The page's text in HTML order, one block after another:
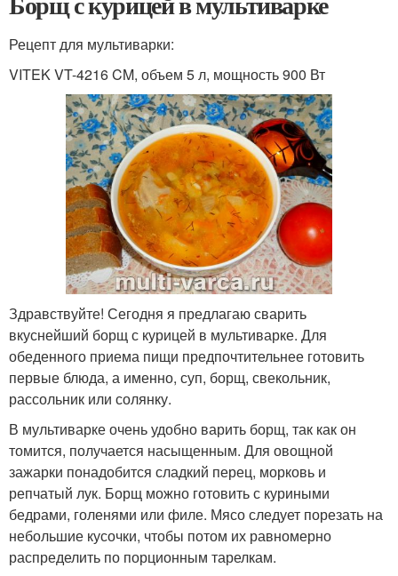
Рецепт для мультиварки:
VITEK VT-4216 CM, объем 5 л, мощность 900 Вт
Здравствуйте! Сегодня я предлагаю сварить
вкуснейший борщ с курицей в мультиварке. Для
обеденного приема пищи предпочтительнее готовить
первые блюда, а именно, суп, борщ, свекольник,
рассольник или солянку.
В мультиварке очень удобно варить борщ, так как он
томится, получается насыщенным. Для овощной
зажарки понадобится сладкий перец, морковь и
репчатый лук. Борщ можно готовить с куриными
бедрами, голенями или филе. Мясо следует порезать на
небольшие кусочки, чтобы потом их равномерно
распределить по порционным тарелкам.